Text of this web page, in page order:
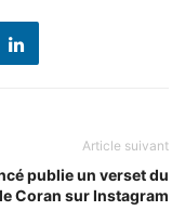
Article suivant
publie un verset du
Coran sur Instagram